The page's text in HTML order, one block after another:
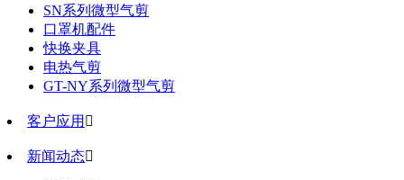
SN系列微型气剪
口罩机配件
快换夹具
电热气剪
GT-NY系列微型气剪
客户应用 
新闻动态